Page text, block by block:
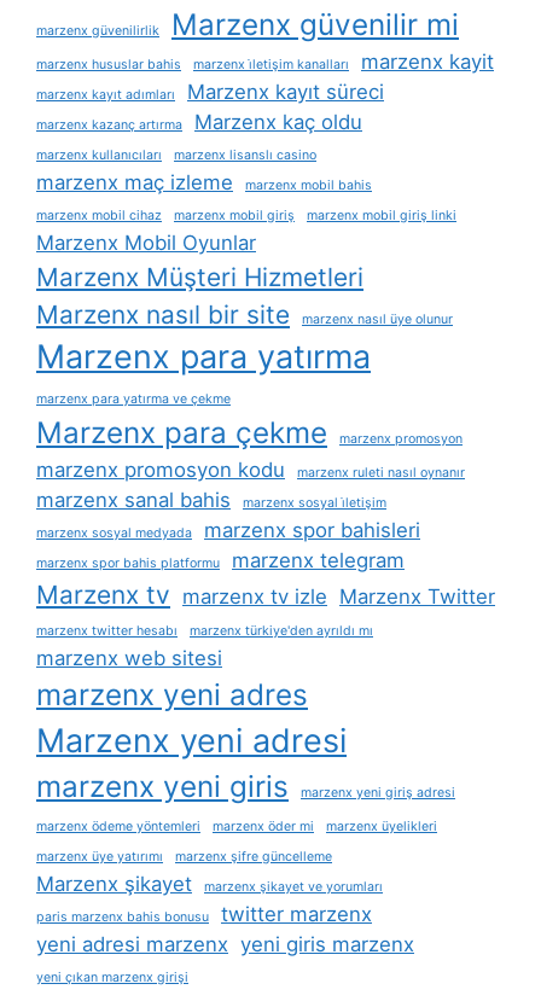
marzenx güvenilirlik Marzenx güvenilir mi
marzenx hususlar bahis marzenx i̇letişim kanalları marzenx kayit
marzenx kayıt adımları Marzenx kayıt süreci
marzenx kazanç artırma Marzenx kaç oldu
marzenx kullanıcıları marzenx lisanslı casino
marzenx maç izleme
marzenx mobil bahis
marzenx mobil cihaz
marzenx mobil giriş marzenx mobil giriş linki
Marzenx Mobil Oyunlar
Marzenx Müşteri Hizmetleri
Marzenx nasıl bir site
marzenx nasıl üye olunur
Marzenx para yatırma
marzenx para yatırma ve çekme
Marzenx para çekme marzenx promosyon
marzenx promosyon kodu marzenx ruleti nasıl oynanır
marzenx sanal bahis
marzenx sosyal i̇letişim
marzenx sosyal medyada
marzenx spor bahisleri
marzenx spor bahis platformu marzenx telegram
Marzenx tv marzenx tv izle Marzenx Twitter
marzenx twitter hesabı marzenx türkiye'den ayrıldı mı
marzenx web sitesi
marzenx yeni adres
Marzenx yeni adresi
marzenx yeni giris marzenx yeni giriş adresi
marzenx ödeme yöntemleri marzenx öder mi
marzenx üyelikleri
marzenx üye yatırımı
marzenx şifre güncelleme
Marzenx şikayet
marzenx şikayet ve yorumları
paris marzenx bahis bonusu
twitter marzenx
yeni adresi marzenx yeni giris marzenx
yeni çıkan marzenx girişi